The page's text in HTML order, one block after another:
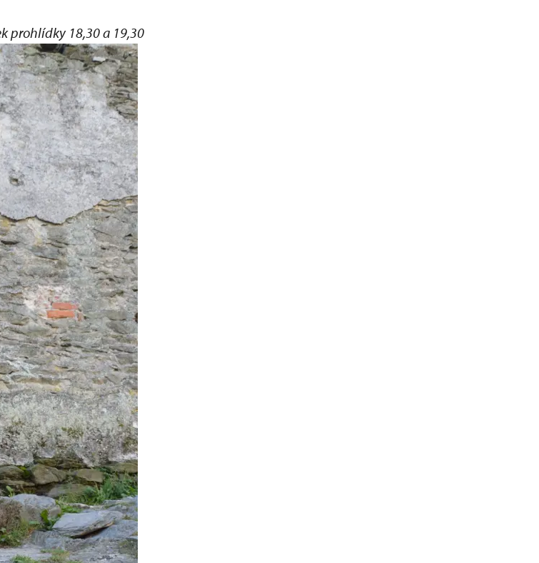
prohlídky 18,30 a 19,30